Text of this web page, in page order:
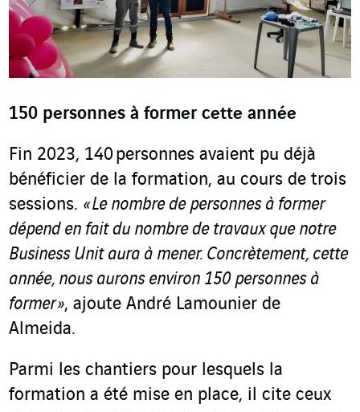
150 personnes à former cette année
Fin 2023, 140 personnes avaient pu déjà
bénéficier de la formation, au cours de trois
sessions. « Le nombre de personnes à former
dépend en fait du nombre de travaux que notre
Business Unit aura à mener. Concrètement, cette
année, nous aurons environ 150 personnes à
former », ajoute André Lamounier de
Almeida.
Parmi les chantiers pour lesquels la
formation a été mise en place, il cite ceux